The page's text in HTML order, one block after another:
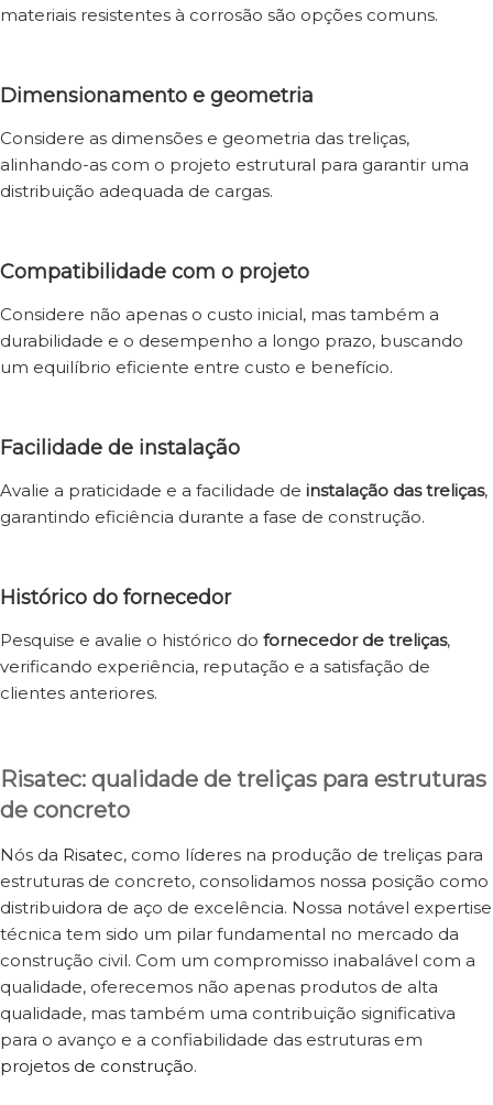
materiais resistentes à corrosão são opções comuns.
Dimensionamento e geometria
Considere as dimensões e geometria das treliças,
alinhando-as com o projeto estrutural para garantir uma
distribuição adequada de cargas.
Compatibilidade com o projeto
Considere não apenas o custo inicial, mas também a
durabilidade e o desempenho a longo prazo, buscando
um equilíbrio eficiente entre custo e benefício.
Facilidade de instalação
Avalie a praticidade e a facilidade de instalação das treliças,
garantindo eficiência durante a fase de construção.
Histórico do fornecedor
Pesquise e avalie o histórico do fornecedor de treliças,
verificando experiência, reputação e a satisfação de
clientes anteriores.
Risatec: qualidade de treliças para estruturas
de concreto
Nós da Risatec, como líderes na produção de treliças para
estruturas de concreto, consolidamos nossa posição como
distribuidora de aço de excelência. Nossa notável expertise
técnica tem sido um pilar fundamental no mercado da
construção civil. Com um compromisso inabalável com a
qualidade, oferecemos não apenas produtos de alta
qualidade, mas também uma contribuição significativa
para o avanço e a confiabilidade das estruturas em
projetos de construção.